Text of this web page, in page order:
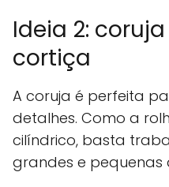
Ideia 2:
cortiça
A coruja é perfeita
detalhes. Como a
cilíndrico, basta
grandes e pequenas